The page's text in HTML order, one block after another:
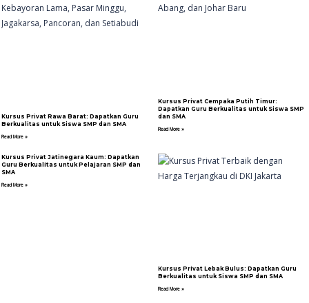
Kursus Privat Rawa Barat: Dapatkan Guru
Berkualitas untuk Siswa SMP dan SMA
Read More »
Kursus Privat Cempaka Putih Timur:
Dapatkan Guru Berkualitas untuk Siswa SMP
dan SMA
Read More »
Kursus Privat Jatinegara Kaum: Dapatkan
Guru Berkualitas untuk Pelajaran SMP dan
SMA
Read More »
Kursus Privat Lebak Bulus: Dapatkan Guru
Berkualitas untuk Siswa SMP dan SMA
Read More »